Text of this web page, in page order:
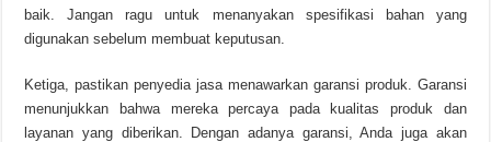
baik. Jangan ragu untuk menanyakan spesifikasi bahan yang
digunakan sebelum membuat keputusan.
Ketiga, pastikan penyedia jasa menawarkan garansi produk. Garansi
menunjukkan bahwa mereka percaya pada kualitas produk dan
layanan yang diberikan. Dengan adanya garansi, Anda juga akan